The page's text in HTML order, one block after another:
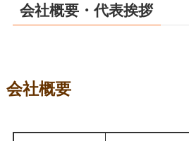
会社概要・代表挨拶
会社概要